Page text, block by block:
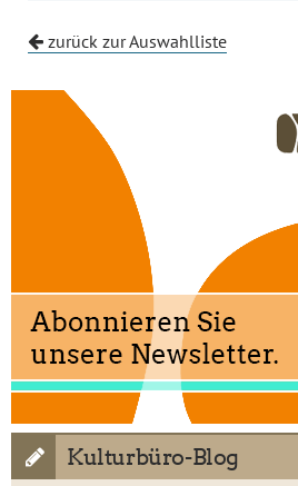
zurück zur Auswahlliste
Kulturbüro-Blog